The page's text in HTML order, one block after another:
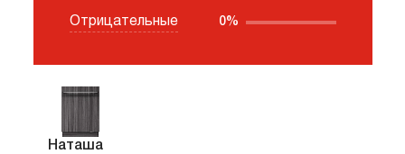
Наташа
Отрицательные 0%